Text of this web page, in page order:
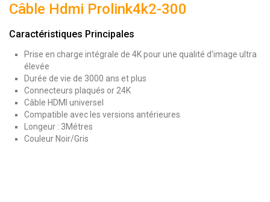
Câble Hdmi Prolink4k2-300
Caractéristiques Principales
Prise en charge intégrale de 4K pour une qualité d'image ultra
élevée
Durée de vie de 3000 ans et plus
Connecteurs plaqués or 24K
Câble HDMI universel
Compatible avec les versions antérieures
Longeur : 3Métres
Couleur Noir/Gris